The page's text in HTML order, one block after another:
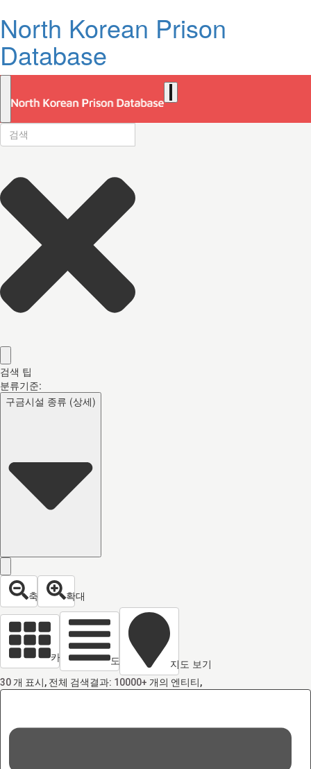
North Korean Prison
Database
검색 팁
분류기준:
구금시설 종류 (상세)
축소 확대
카드 열람 도면 보기 지도 보기
30 개 표시, 전체 검색결과: 10000+ 개의 엔티티,